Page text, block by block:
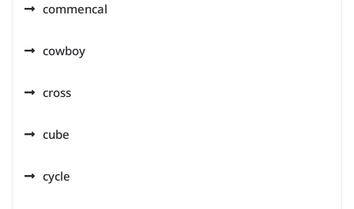
commencal
cowboy
cross
cube
cycle